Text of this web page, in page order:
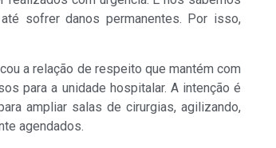
sofrer danos permanentes. Por isso,
a relação de respeito que mantém com
para a unidade hospitalar. A intenção é
ampliar salas de cirurgias, agilizando,
agendados.